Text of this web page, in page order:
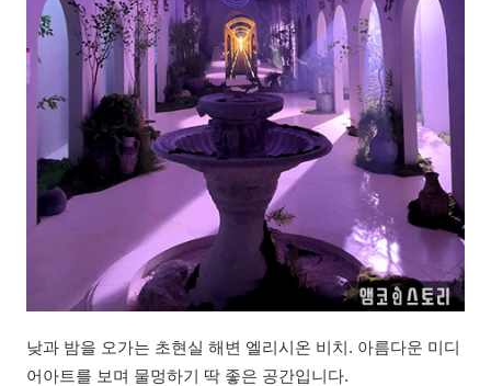
낮과 밤을 오가는 초현실 해변 엘리시온 비치. 아름다운 미디
어아트를 보며 물멍하기 딱 좋은 공간입니다.